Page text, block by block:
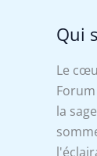
Qui
Le
la